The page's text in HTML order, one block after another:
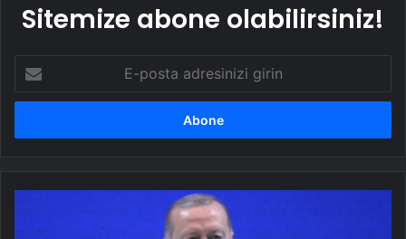
Sitemize abone olabilirsiniz!
posta
adresinizi